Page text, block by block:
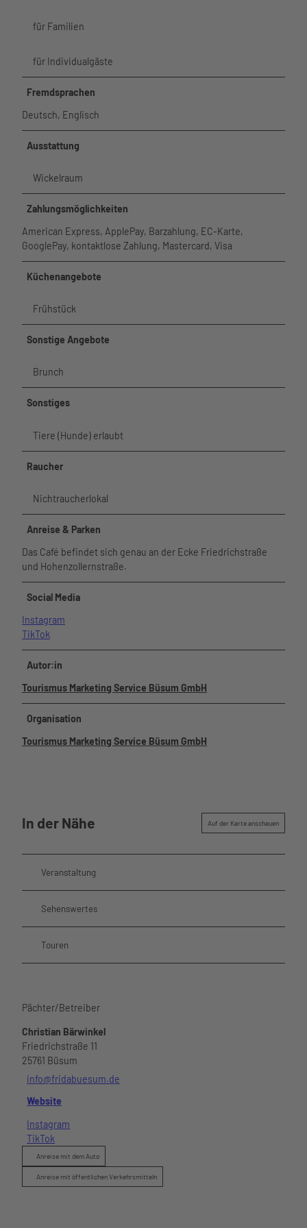
für Familien
für Individualgäste
Fremdsprachen
Deutsch, Englisch
Ausstattung
Wickelraum
Zahlungsmöglichkeiten
American Express, ApplePay, Barzahlung, EC-Karte,
GooglePay, kontaktlose Zahlung, Mastercard, Visa
Küchenangebote
Frühstück
Sonstige Angebote
Brunch
Sonstiges
Tiere (Hunde) erlaubt
Raucher
Nichtraucherlokal
Anreise & Parken
Das Café befindet sich genau an der Ecke Friedrichstraße
und Hohenzollernstraße.
Social Media
Instagram
TikTok
Autor:in
Tourismus Marketing Service Büsum GmbH
Organisation
Tourismus Marketing Service Büsum GmbH
In der Nähe Auf der Karte anschauen
Veranstaltung
Sehenswertes
Touren
Pächter/Betreiber
Christian Bärwinkel
Friedrichstraße 11
25761 Büsum
info@fridabuesum.de
Website
Instagram
TikTok
Anreise mit dem Auto
Anreise mit öffentlichen Verkehrsmitteln